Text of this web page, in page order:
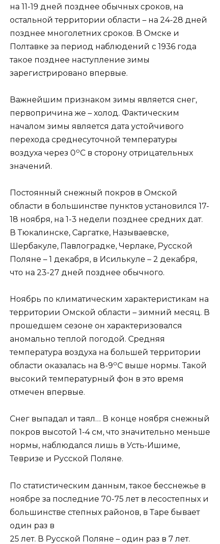
на 11-19 дней позднее обычных сроков, на
остальной территории области – на 24-28 дней
позднее многолетних сроков. В Омске и
Полтавке за период наблюдений с 1936 года
такое позднее наступление зимы
зарегистрировано впервые.
Важнейшим признаком зимы является снег,
первопричина же – холод. Фактическим
началом зимы является дата устойчивого
перехода среднесуточной температуры
воздуха через 0оС в сторону отрицательных
значений.
Постоянный снежный покров в Омской
области в большинстве пунктов установился 17-
18 ноября, на 1-3 недели позднее средних дат.
В Тюкалинске, Саргатке, Называевске,
Шербакуле, Павлоградке, Черлаке, Русской
Поляне – 1 декабря, в Исилькуле – 2 декабря,
что на 23-27 дней позднее обычного.
Ноябрь по климатическим характеристикам на
территории Омской области – зимний месяц. В
прошедшем сезоне он характеризовался
аномально теплой погодой. Средняя
температура воздуха на большей территории
области оказалась на 8-9оС выше нормы. Такой
высокий температурный фон в это время
отмечен впервые.
Снег выпадал и таял… В конце ноября снежный
покров высотой 1-4 см, что значительно меньше
нормы, наблюдался лишь в Усть-Ишиме,
Тевризе и Русской Поляне.
По статистическим данным, такое бесснежье в
ноябре за последние 70-75 лет в лесостепных и
большинстве степных районов, в Таре бывает
один раз в
25 лет. В Русской Поляне – один раз в 7 лет.